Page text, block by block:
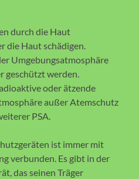
durch die Haut
die Haut schädigen.
Umgebungsatmosphäre
geschützt werden.
oder ätzende
außer Atemschutz
PSA.
ist immer mit
verbunden. Es gibt in der
das seinen Träger